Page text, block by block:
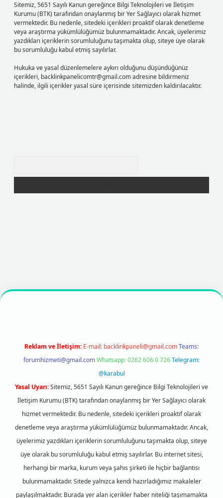
Sitemiz, 5651 Sayılı Kanun gereğince Bilgi Teknolojileri ve İletişim
Kurumu (BTK) tarafından onaylanmış bir Yer Sağlayıcı olarak hizmet
vermektedir. Bu nedenle, sitedeki içerikleri proaktif olarak denetleme
veya araştırma yükümlülüğümüz bulunmamaktadır. Ancak, üyelerimiz
yazdıkları içeriklerin sorumluluğunu taşımakta olup, siteye üye olarak
bu sorumluluğu kabul etmiş sayılırlar.
Hukuka ve yasal düzenlemelere aykırı olduğunu düşündüğünüz
içerikleri, backlinkpanelicomtr@gmail.comadresine bildirmeniz
halinde, ilgili içerikler yasal süre içerisinde sitemizden kaldırılacaktır.
https://betexpergir.net/
Reklam ve İletişim: E-mail: backlinkpaneli@gmail.comTeams:
forumhizmeti@gmail.comWhatsapp: 0262 606 0 726Telegram:
@karabul
Yasal Uyarı:Sitemiz, 5651 Sayılı Kanun gereğince Bilgi Teknolojileri ve
İletişim Kurumu (BTK) tarafından onaylanmış bir Yer Sağlayıcı olarak
hizmet vermektedir. Bu nedenle, sitedeki içerikleri proaktif olarak
denetleme veya araştırma yükümlülüğümüz bulunmamaktadır. Ancak,
üyelerimiz yazdıkları içeriklerin sorumluluğunu taşımakta olup, siteye
üye olarak bu sorumluluğu kabul etmiş sayılırlar. Bu internet sitesi,
herhangi bir marka, kurum veya şahıs şirketi ile hiçbir bağlantısı
bulunmamaktadır. Sitede yalnızca kendi hazırladığımız makaleler
paylaşılmaktadır. Burada yer alan içerikler haber niteliği taşımamakta